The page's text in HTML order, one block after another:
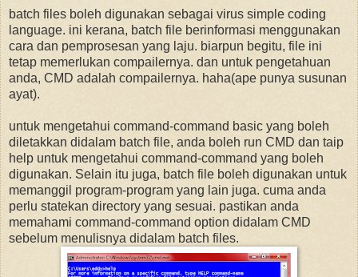
batch files boleh digunakan sebagai virus simple coding
language. ini kerana, batch file berinformasi menggunakan
cara dan pemprosesan yang laju. biarpun begitu, file ini
tetap memerlukan compailernya. dan untuk pengetahuan
anda, CMD adalah compailernya. haha(ape punya susunan
ayat).
untuk mengetahui command-command basic yang boleh
diletakkan didalam batch file, anda boleh run CMD dan taip
help untuk mengetahui command-command yang boleh
digunakan. Selain itu juga, batch file boleh digunakan untuk
memanggil program-program yang lain juga. cuma anda
perlu statekan directory yang sesuai. pastikan anda
memahami command-command option didalam CMD
sebelum menulisnya didalam batch files.